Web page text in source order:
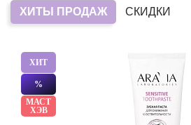
ХИТЫ ПРОДАЖ СКИДКИ
ХИТ
%
МАСТ
ХЭВ